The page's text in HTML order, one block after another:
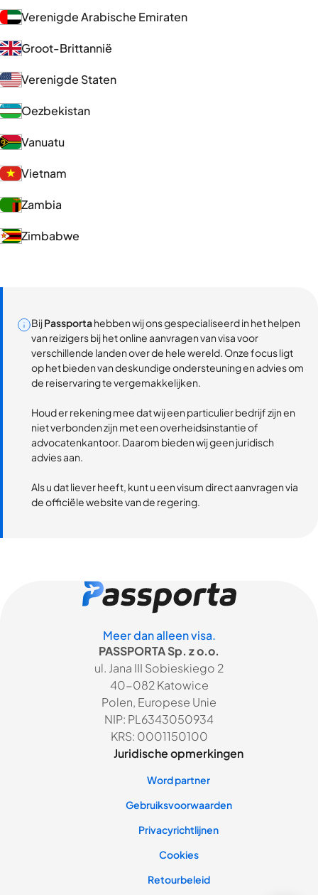
Verenigde Arabische Emiraten
Groot-Brittannië
Verenigde Staten
Oezbekistan
Vanuatu
Vietnam
Zambia
Zimbabwe
BijPassportahebben wij ons gespecialiseerd in het helpen
van reizigers bij het online aanvragen van visa voor
verschillende landen over de hele wereld. Onze focus ligt
op het bieden van deskundige ondersteuning en advies om
de reiservaring te vergemakkelijken.
Houd er rekening mee dat wij een particulier bedrijf zijn en
niet verbonden zijn met een overheidsinstantie of
advocatenkantoor. Daarom bieden wij geen juridisch
advies aan.
Als u dat liever heeft, kunt u een visum direct aanvragen via
de officiële website van de regering.
Meer dan alleen visa.
PASSPORTA Sp. z o.o.
ul. Jana III Sobieskiego 2
40-082 Katowice
Polen, Europese Unie
NIP: PL6343050934
KRS: 0001150100
Juridische opmerkingen
Word partner
Gebruiksvoorwaarden
Privacyrichtlijnen
Cookies
Retourbeleid